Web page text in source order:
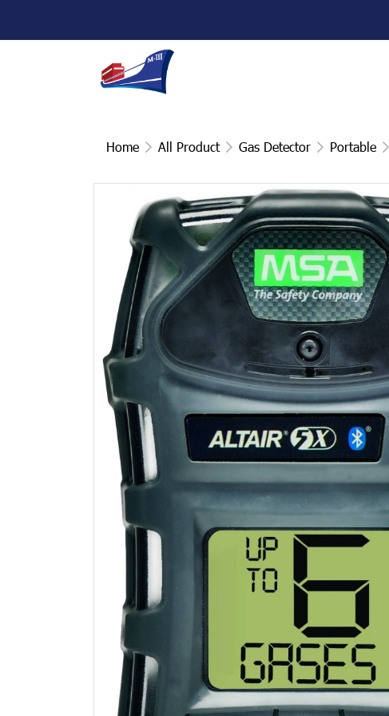
Home All Product Gas Detector Portable